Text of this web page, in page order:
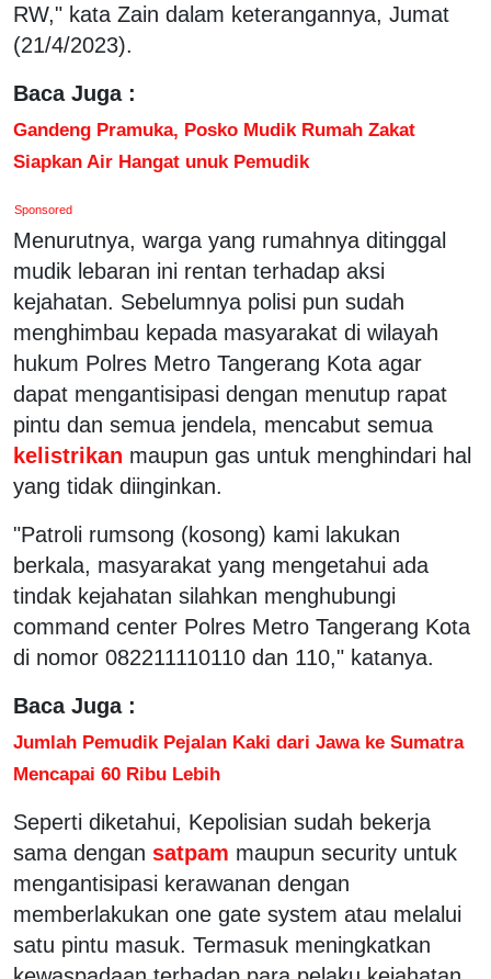
RW," kata Zain dalam keterangannya, Jumat
(21/4/2023).
Baca Juga :
Gandeng Pramuka, Posko Mudik Rumah Zakat
Siapkan Air Hangat unuk Pemudik
Sponsored
Menurutnya, warga yang rumahnya ditinggal
mudik lebaran ini rentan terhadap aksi
kejahatan. Sebelumnya polisi pun sudah
menghimbau kepada masyarakat di wilayah
hukum Polres Metro Tangerang Kota agar
dapat mengantisipasi dengan menutup rapat
pintu dan semua jendela, mencabut semua
kelistrikan maupun gas untuk menghindari hal
yang tidak diinginkan.
"Patroli rumsong (kosong) kami lakukan
berkala, masyarakat yang mengetahui ada
tindak kejahatan silahkan menghubungi
command center Polres Metro Tangerang Kota
di nomor 082211110110 dan 110," katanya.
Baca Juga :
Jumlah Pemudik Pejalan Kaki dari Jawa ke Sumatra
Mencapai 60 Ribu Lebih
Seperti diketahui, Kepolisian sudah bekerja
sama dengan satpam maupun security untuk
mengantisipasi kerawanan dengan
memberlakukan one gate system atau melalui
satu pintu masuk. Termasuk meningkatkan